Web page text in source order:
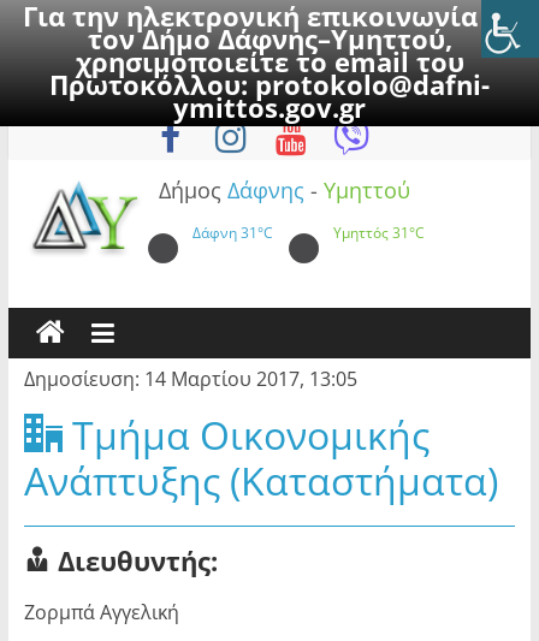
Για την ηλεκτρονική επικοινωνία με
τον Δήμο Δάφνης–Υμηττού,
χρησιμοποιείτε το email του
Πρωτοκόλλου:protokolo@dafni-
ymittos.gov.gr
to
Παρασκευή, 7 Αυγούστου 2026
Δήμος Δάφνης - Υμηττού
Δάφνη31°C Υμηττός31°C
Δημοσίευση: 14 Μαρτίου 2017, 13:05
Τμήμα Οικονομικής
Ανάπτυξης (Καταστήματα)
Διευθυντής:
Ζορμπά Αγγελική